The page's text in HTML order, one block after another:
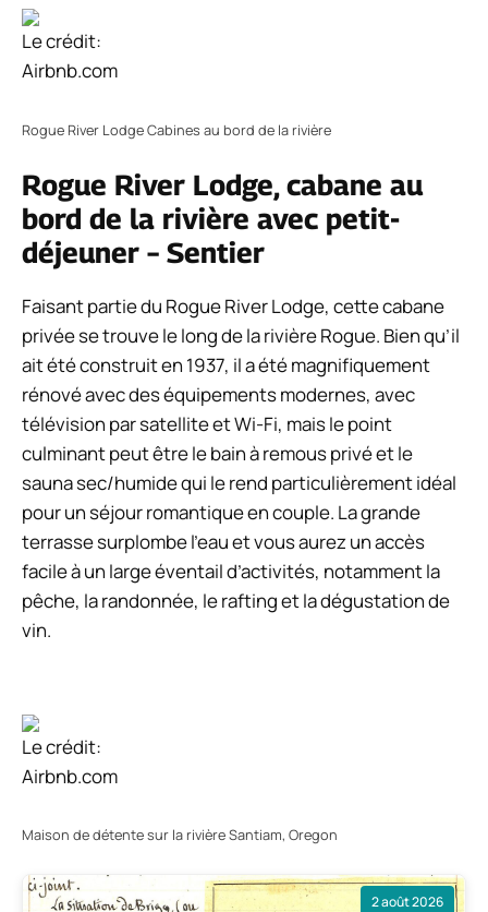
Le crédit:
Airbnb.com
Rogue River Lodge Cabines au bord de la rivière
Rogue River Lodge, cabane au
bord de la rivière avec petit-
déjeuner – Sentier
Faisant partie du Rogue River Lodge, cette cabane
privée se trouve le long de la rivière Rogue. Bien qu’il
ait été construit en 1937, il a été magnifiquement
rénové avec des équipements modernes, avec
télévision par satellite et Wi-Fi, mais le point
culminant peut être le bain à remous privé et le
sauna sec/humide qui le rend particulièrement idéal
pour un séjour romantique en couple. La grande
terrasse surplombe l’eau et vous aurez un accès
facile à un large éventail d’activités, notamment la
pêche, la randonnée, le rafting et la dégustation de
vin.
Le crédit:
Airbnb.com
Maison de détente sur la rivière Santiam, Oregon
2 août 2026